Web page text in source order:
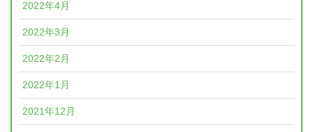
2022年4月
2022年3月
2022年2月
2022年1月
2021年12月